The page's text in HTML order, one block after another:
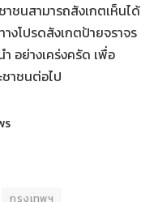
าชนสามารถสังเกตเห็นได้
งโปรดสังเกตป้ายจราจร
อย่างเคร่งครัด เพื่อ
าชนต่อไป
กรุงเทพฯ